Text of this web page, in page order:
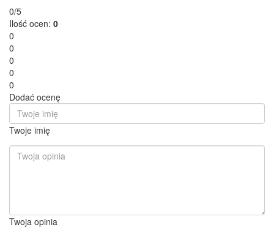
0/5
Ilość ocen: 0
0
0
0
0
0
Dodać ocenę
Twoje imię
Twoja opinia